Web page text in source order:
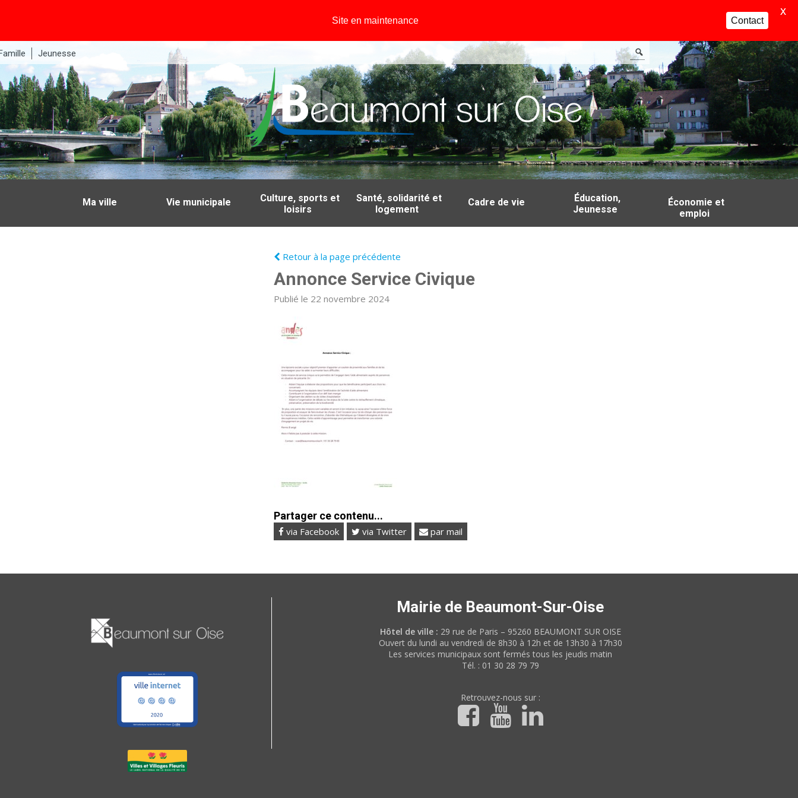
Jeunesse
Ma ville Vie municipale
Culture, sports et
loisirs
Santé, solidarité et
logement
Cadre de vie
Éducation,
Jeunesse
Économie et
emploi
Retour à la page précédente
Annonce Service Civique
Publié le 22 novembre 2024
Partager ce contenu...
via Facebook via Twitter par mail
Mairie de Beaumont-Sur-Oise
Hôtel de ville : 29 rue de Paris – 95260 BEAUMONT SUR OISE
Ouvert du lundi au vendredi de 8h30 à 12h et de 13h30 à 17h30
Les services municipaux sont fermés tous les jeudis matin
Tél. : 01 30 28 79 79
Retrouvez-nous sur :
Site en maintenance Contact
X